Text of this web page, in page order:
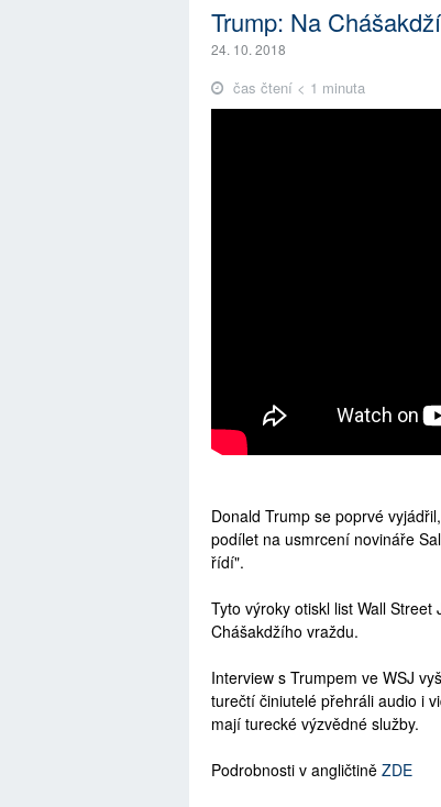
Trump: Na
24. 10. 2018
čas čtení < 1 minuta
Donald Trump se poprvé
podílet na usmrcení novináře
řídí".
Tyto výroky otiskl list Wall
Chášakdžího vraždu.
Interview s Trumpem ve WSJ
turečtí činiutelé přehráli audio i
mají turecké výzvědné služby.
Podrobnosti v angličtině ZDE